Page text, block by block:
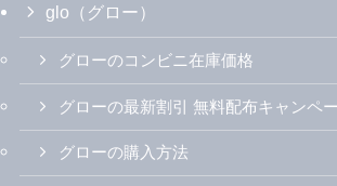
glo（グロー）
グローのコンビニ在庫価格
グローの最新割引 無料配布キャンペ
グローの購入方法